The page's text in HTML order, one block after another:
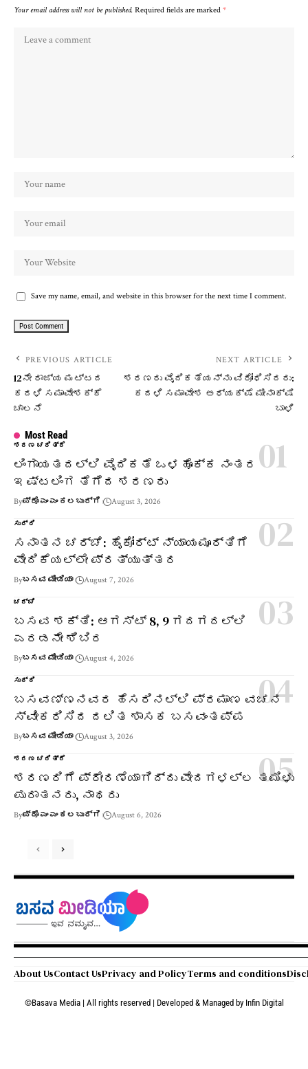
Your email address will not be published. Required fields are marked *
Save my name, email, and website in this browser for the next time I comment.
PREVIOUS ARTICLE
12ನೇ ರಾಜ್ಯ ಮಟ್ಟದ
ಕದಳಿ ಸಮಾವೇಶಕ್ಕೆ
ಚಾಲನೆ
NEXT ARTICLE
ಶರಣರು ವೈದಿಕತೆಯನ್ನು ವಿರೋಧಿಸಿದರು:
ಕದಳಿ ಸಮಾವೇಶ ಅಧ್ಯಕ್ಷೆ ಮೀನಾಕ್ಷಿ
ಬಾಳಿ
Most Read
ಶರಣ ಚರಿತ್ರೆ
ಲಿಂಗಾಯತದಲ್ಲಿ ವೈದಿಕತೆ ಒಳಹೊಕ್ಕ ನಂತರ
ಇಷ್ಟಲಿಂಗ ತೆಗೆದ ಶರಣರು
Byಪ್ರೊ ಎಂ ಎಂ ಕಲಬುರ್ಗಿ August 3, 2026
ಸುದ್ದಿ
ಸನಾತನ ಚರ್ಚೆ: ಹೈಕೋರ್ಟ್ ನ್ಯಾಯಮೂರ್ತಿಗೆ
ವೇದಿಕೆಯಲ್ಲೇ ಪ್ರತ್ಯುತ್ತರ
Byಬಸವ ಮೀಡಿಯಾ August 7, 2026
ಚರ್ಚೆ
ಬಸವ ಶಕ್ತಿ: ಆಗಸ್ಟ್ 8, 9 ಗದಗದಲ್ಲಿ
ಎರಡನೇ ಶಿಬಿರ
Byಬಸವ ಮೀಡಿಯಾ August 4, 2026
ಸುದ್ದಿ
ಬಸವಣ್ಣನವರ ಹೆಸರಿನಲ್ಲಿ ಪ್ರಮಾಣ ವಚನ
ಸ್ವೀಕರಿಸಿದ ದಲಿತ ಶಾಸಕ ಬಸವಂತಪ್ಪ
Byಬಸವ ಮೀಡಿಯಾ August 3, 2026
ಶರಣ ಚರಿತ್ರೆ
ಶರಣರಿಗೆ ಪ್ರೇರಣೆಯಾಗಿದ್ದು ವೇದಗಳಲ್ಲ ತಮಿಳು
ಪುರಾತನರು, ನಾಥರು
Byಪ್ರೊ ಎಂ ಎಂ ಕಲಬುರ್ಗಿ August 6, 2026
About UsContact UsPrivacy and PolicyTerms and conditions
©Basava Media | All rights reserved | Developed & Managed by Infin Digital